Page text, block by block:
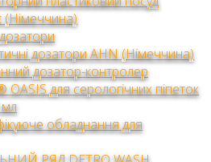
(Німеччина)
дозатори AHN (Німеччина)
дозатор-контролер
для серологічних піпеток
обладнання для